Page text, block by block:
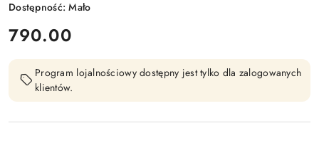
Dostępność:Mało
cena:
790.00
Program lojalnościowy dostępny jest tylko dla zalogowanych
klientów.